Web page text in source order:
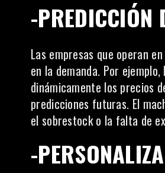
-PREDICCIÓN
Las empresas que operan
en la demanda. Por
dinámicamente los precios
predicciones futuras. El
el sobrestock o la falta de
-